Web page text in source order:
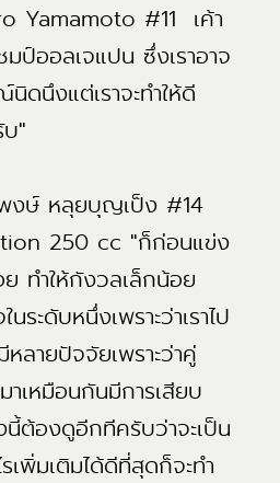
Yamamoto #11 เค้า
ป์ออลเจแปน ซึ่งเราอาจ
ดนึงแต่เราจะทำให้ดี
"
ยบุญเป็ง #14
250 cc "ก็ก่อนแข่ง
ทำให้กังวลเล็กน้อย
ระดับหนึ่งเพราะว่าเราไป
ลายปัจจัยเพราะว่าคู่
าเหมือนกันมีการเสียบ
ต้องดูอีกทีครับว่าจะเป็น
เพิ่มเติมได้ดีที่สุดก็จะทำ